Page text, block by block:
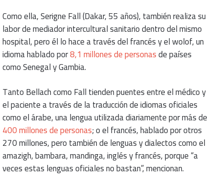
Como ella, Serigne Fall (Dakar, 55 años), también realiza su
labor de mediador intercultural sanitario dentro del mismo
hospital, pero él lo hace a través del francés y el wolof, un
idioma hablado por8,1 millones de personasde países
como Senegal y Gambia.
Tanto Bellach como Fall tienden puentes entre el médico y
el paciente a través de la traducción de idiomas oficiales
como el árabe, una lengua utilizada diariamente por más de
400 millones de personas; o el francés, hablado por otros
270 millones, pero también de lenguas y dialectos como el
amazigh, bambara, mandinga, inglés y francés, porque “a
veces estas lenguas oficiales no bastan”, mencionan.